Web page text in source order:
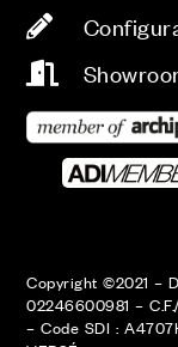
Copyright ©2021 –
02246600981 –
– Code SDI :